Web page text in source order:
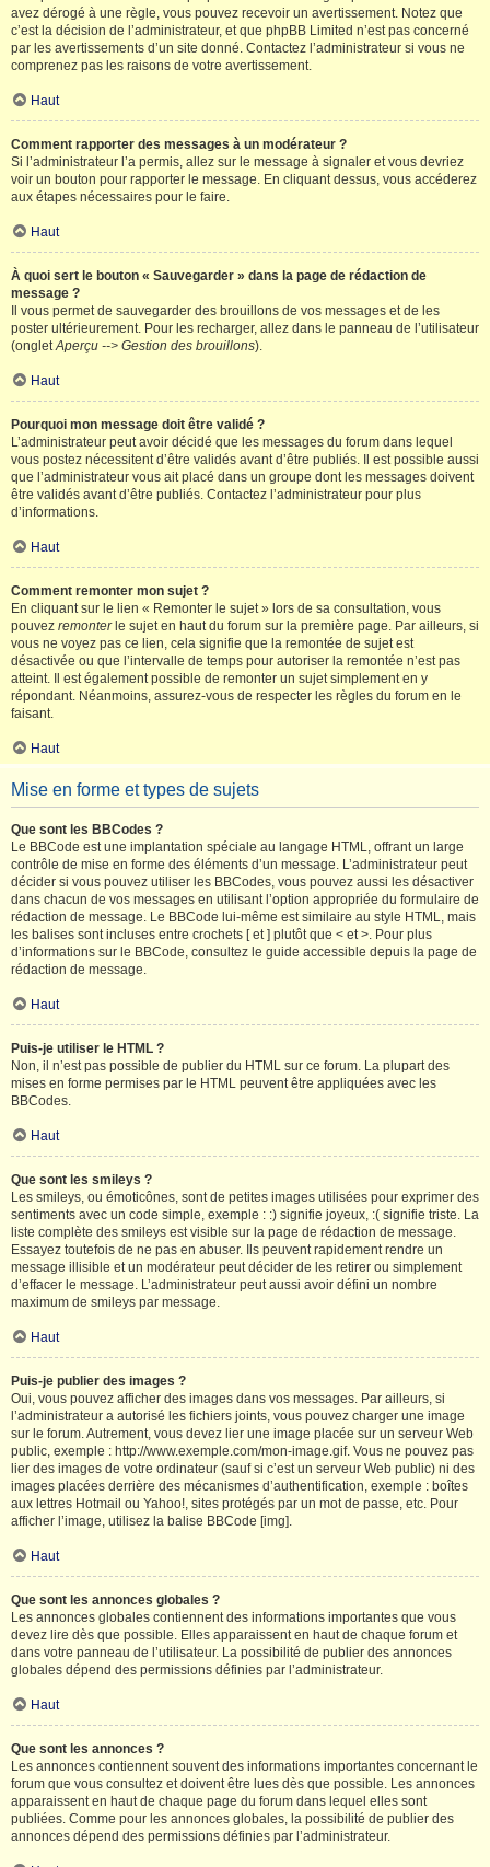
avez dérogé à une règle, vous pouvez recevoir un avertissement. Notez que
c’est la décision de l’administrateur, et que phpBB Limited n’est pas concerné
par les avertissements d’un site donné. Contactez l’administrateur si vous ne
comprenez pas les raisons de votre avertissement.
Haut
Comment rapporter des messages à un modérateur ?
Si l’administrateur l’a permis, allez sur le message à signaler et vous devriez
voir un bouton pour rapporter le message. En cliquant dessus, vous accéderez
aux étapes nécessaires pour le faire.
Haut
À quoi sert le bouton « Sauvegarder » dans la page de rédaction de
message ?
Il vous permet de sauvegarder des brouillons de vos messages et de les
poster ultérieurement. Pour les recharger, allez dans le panneau de l’utilisateur
(ongletAperçu --> Gestion des brouillons).
Haut
Pourquoi mon message doit être validé ?
L’administrateur peut avoir décidé que les messages du forum dans lequel
vous postez nécessitent d’être validés avant d’être publiés. Il est possible aussi
que l’administrateur vous ait placé dans un groupe dont les messages doivent
être validés avant d’être publiés. Contactez l’administrateur pour plus
d’informations.
Haut
Comment remonter mon sujet ?
En cliquant sur le lien « Remonter le sujet » lors de sa consultation, vous
pouvez remonterle sujet en haut du forum sur la première page. Par ailleurs, si
vous ne voyez pas ce lien, cela signifie que la remontée de sujet est
désactivée ou que l’intervalle de temps pour autoriser la remontée n’est pas
atteint. Il est également possible de remonter un sujet simplement en y
répondant. Néanmoins, assurez-vous de respecter les règles du forum en le
faisant.
Haut
Mise en forme et types de sujets
Que sont les BBCodes ?
Le BBCode est une implantation spéciale au langage HTML, offrant un large
contrôle de mise en forme des éléments d’un message. L’administrateur peut
décider si vous pouvez utiliser les BBCodes, vous pouvez aussi les désactiver
dans chacun de vos messages en utilisant l’option appropriée du formulaire de
rédaction de message. Le BBCode lui-même est similaire au style HTML, mais
les balises sont incluses entre crochets [ et ] plutôt que < et >. Pour plus
d’informations sur le BBCode, consultez le guide accessible depuis la page de
rédaction de message.
Haut
Puis-je utiliser le HTML ?
Non, il n’est pas possible de publier du HTML sur ce forum. La plupart des
mises en forme permises par le HTML peuvent être appliquées avec les
BBCodes.
Haut
Que sont les smileys ?
Les smileys, ou émoticônes, sont de petites images utilisées pour exprimer des
sentiments avec un code simple, exemple : :) signifie joyeux, :( signifie triste. La
liste complète des smileys est visible sur la page de rédaction de message.
Essayez toutefois de ne pas en abuser. Ils peuvent rapidement rendre un
message illisible et un modérateur peut décider de les retirer ou simplement
d’effacer le message. L’administrateur peut aussi avoir défini un nombre
maximum de smileys par message.
Haut
Puis-je publier des images ?
Oui, vous pouvez afficher des images dans vos messages. Par ailleurs, si
l’administrateur a autorisé les fichiers joints, vous pouvez charger une image
sur le forum. Autrement, vous devez lier une image placée sur un serveur Web
public, exemple : http://www.exemple.com/mon-image.gif. Vous ne pouvez pas
lier des images de votre ordinateur (sauf si c’est un serveur Web public) ni des
images placées derrière des mécanismes d’authentification, exemple : boîtes
aux lettres Hotmail ou Yahoo!, sites protégés par un mot de passe, etc. Pour
afficher l’image, utilisez la balise BBCode [img].
Haut
Que sont les annonces globales ?
Les annonces globales contiennent des informations importantes que vous
devez lire dès que possible. Elles apparaissent en haut de chaque forum et
dans votre panneau de l’utilisateur. La possibilité de publier des annonces
globales dépend des permissions définies par l’administrateur.
Haut
Que sont les annonces ?
Les annonces contiennent souvent des informations importantes concernant le
forum que vous consultez et doivent être lues dès que possible. Les annonces
apparaissent en haut de chaque page du forum dans lequel elles sont
publiées. Comme pour les annonces globales, la possibilité de publier des
annonces dépend des permissions définies par l’administrateur.